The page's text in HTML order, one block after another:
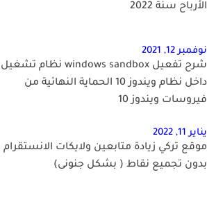
الأرباح سنة 2022
نوفمبر 12, 2021
شرح تفعيل windows sandbox نظام تشغيل
داخل نظام ويندوز 10 الحماية النهائية من
فيروسات ويندوز 10
يناير 11, 2022
موقع تركي زيادة متابعين ولايكات الانستقرام
بدون تجميع نقاط ( بشكل جنونى)